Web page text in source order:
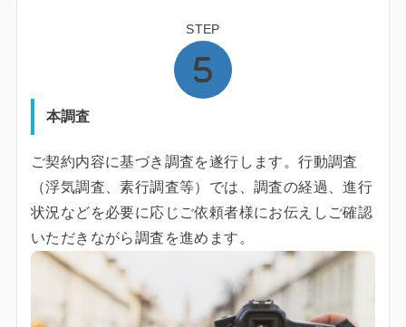
STEP
本調査
ご契約内容に基づき調査を遂行します。行動調査
（浮気調査、素行調査等）では、調査の経過、進行
状況などを必要に応じご依頼者様にお伝えしご確認
いただきながら調査を進めます。